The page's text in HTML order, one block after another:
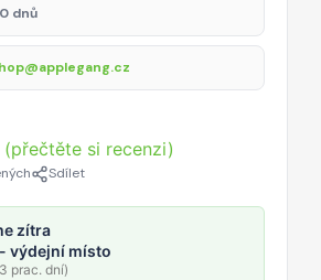
dnů
(přečtěte si recenzi)
Sdílet
zítra
výdejní místo
prac. dní)